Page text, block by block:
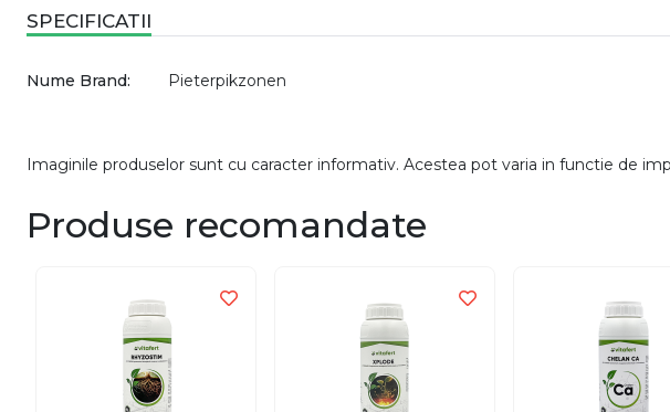
SPECIFICATII
Nume Brand: Pieterpikzonen
Imaginile produselor sunt cu caracter informativ. Acestea pot varia in functie de
Produse recomandate